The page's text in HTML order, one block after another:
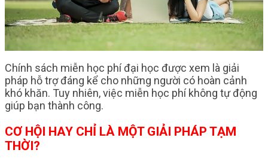
Chính sách miễn học phí đại học được xem là giải
pháp hỗ trợ đáng kể cho những người có hoàn cảnh
khó khăn. Tuy nhiên, việc miễn học phí không tự động
giúp bạn thành công.
CƠ HỘI HAY CHỈ LÀ MỘT GIẢI PHÁP TẠM
THỜI?